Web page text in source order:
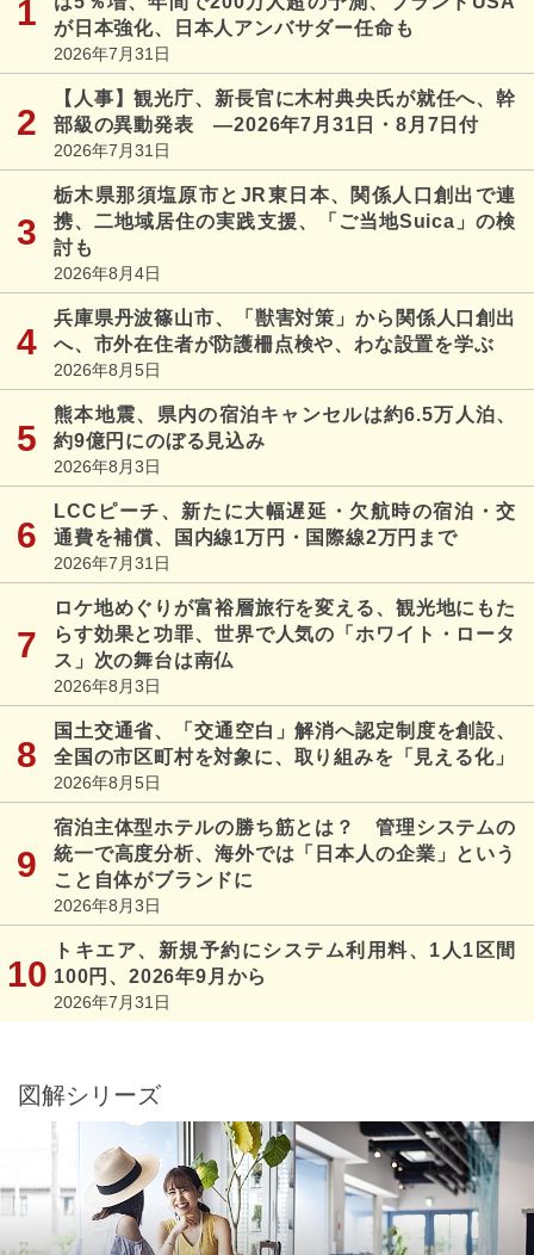
が日本強化、日本人アンバサダー任命も
2026年7月31日
【人事】観光庁、新長官に木村典央氏が就任へ、幹
部級の異動発表 ―2026年7月31日・8月7日付
2026年7月31日
栃木県那須塩原市とJR東日本、関係人口創出で連
携、二地域居住の実践支援、「ご当地Suica」の検
討も
2026年8月4日
兵庫県丹波篠山市、「獣害対策」から関係人口創出
へ、市外在住者が防護柵点検や、わな設置を学ぶ
2026年8月5日
熊本地震、県内の宿泊キャンセルは約6.5万人泊、
約9億円にのぼる見込み
2026年8月3日
LCCピーチ、新たに大幅遅延・欠航時の宿泊・交
通費を補償、国内線1万円・国際線2万円まで
2026年7月31日
ロケ地めぐりが富裕層旅行を変える、観光地にもた
らす効果と功罪、世界で人気の「ホワイト・ロータ
ス」次の舞台は南仏
2026年8月3日
国土交通省、「交通空白」解消へ認定制度を創設、
全国の市区町村を対象に、取り組みを「見える化」
2026年8月5日
宿泊主体型ホテルの勝ち筋とは？ 管理システムの
統一で高度分析、海外では「日本人の企業」という
こと自体がブランドに
2026年8月3日
トキエア、新規予約にシステム利用料、1人1区間
100円、2026年9月から
2026年7月31日
図解シリーズ